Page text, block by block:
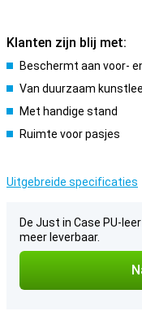
Klanten zijn blij met:
Beschermt aan voor-
Van duurzaam
Met handige stand
Ruimte voor pasjes
Uitgebreide specificaties
De Just in Case PU-
meer leverbaar.